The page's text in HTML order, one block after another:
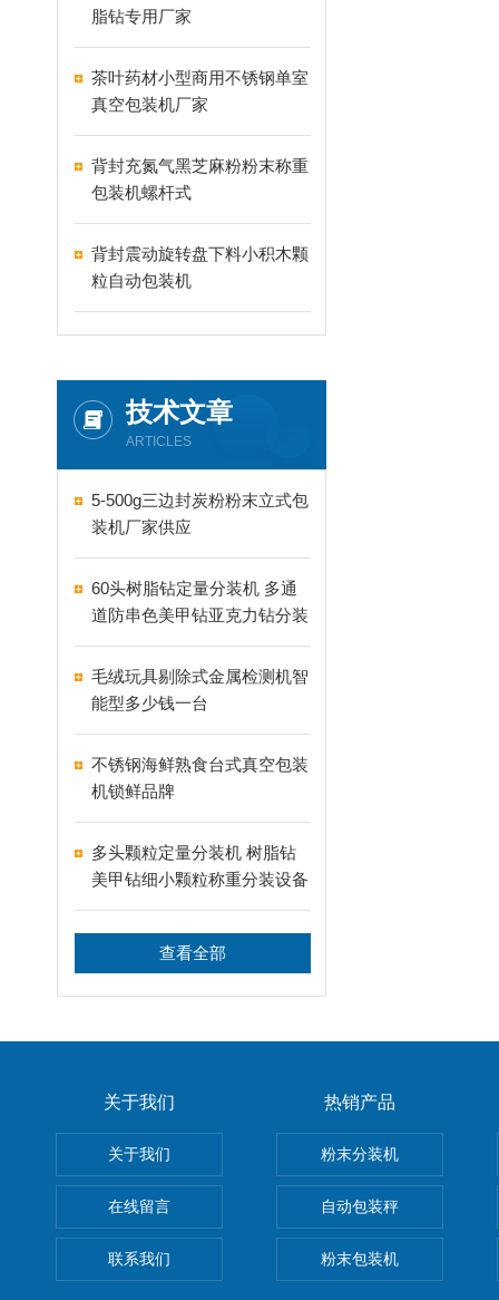
脂钻专用厂家
茶叶药材小型商用不锈钢单室
真空包装机厂家
背封充氮气黑芝麻粉粉末称重
包装机螺杆式
背封震动旋转盘下料小积木颗
粒自动包装机
技术文章
ARTICLES
5-500g三边封炭粉粉末立式包
装机厂家供应
60头树脂钻定量分装机 多通
道防串色美甲钻亚克力钻分装
机
毛绒玩具剔除式金属检测机智
能型多少钱一台
不锈钢海鲜熟食台式真空包装
机锁鲜品牌
多头颗粒定量分装机 树脂钻
美甲钻细小颗粒称重分装设备
支持24-60头定制
查看全部
关于我们
关于我们
在线留言
联系我们
热销产品
粉末分装机
自动包装秤
粉末包装机